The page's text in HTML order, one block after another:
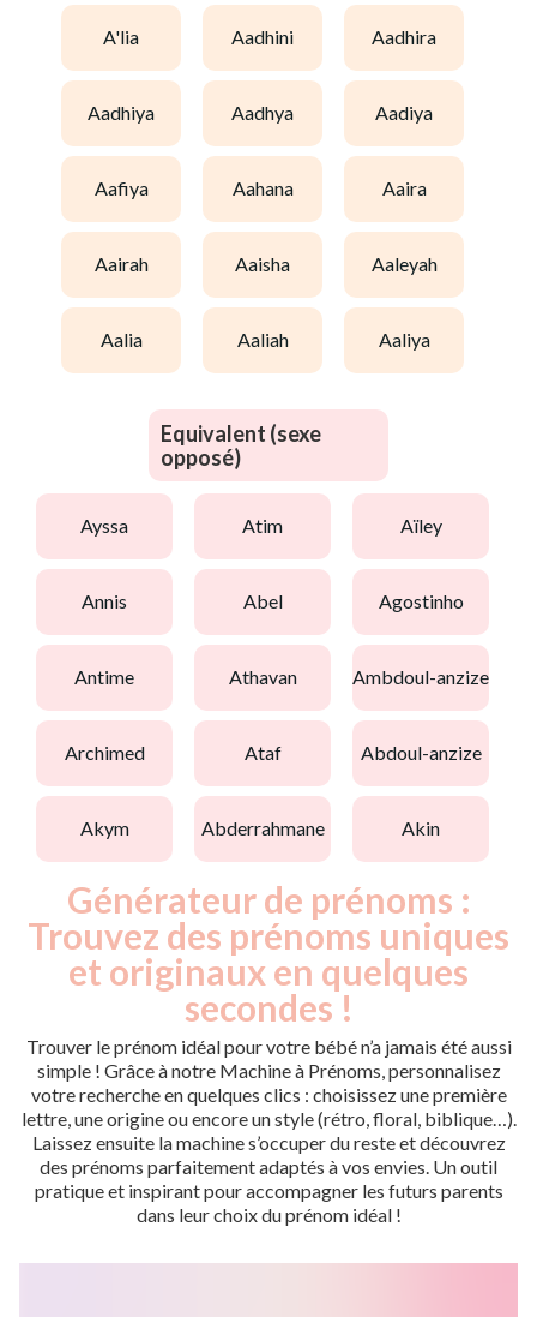
a'lia aadhini aadhira
aadhiya aadhya aadiya
aafiya aahana aaira
aairah aaisha aaleyah
aalia aaliah aaliya
Equivalent (sexe
opposé)
ayssa atim aïley
annis abel agostinho
antime athavan ambdoul-anzize
archimed ataf abdoul-anzize
akym abderrahmane akin
Générateur de prénoms :
Trouvez des prénoms uniques
et originaux en quelques
secondes !
Trouver le prénom idéal pour votre bébé n’a jamais été aussi
simple ! Grâce à notre Machine à Prénoms, personnalisez
votre recherche en quelques clics : choisissez une première
lettre, une origine ou encore un style (rétro, floral, biblique…).
Laissez ensuite la machine s’occuper du reste et découvrez
des prénoms parfaitement adaptés à vos envies. Un outil
pratique et inspirant pour accompagner les futurs parents
dans leur choix du prénom idéal !